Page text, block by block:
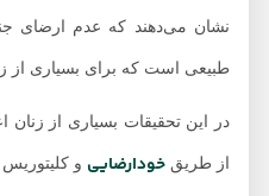
نشان می‌دهند که عدم ارضای جنسی
طبیعی است که برای بسیاری از زنان
در این تحقیقات بسیاری از زنان
از طریقخودارضاییو کلیتوریس